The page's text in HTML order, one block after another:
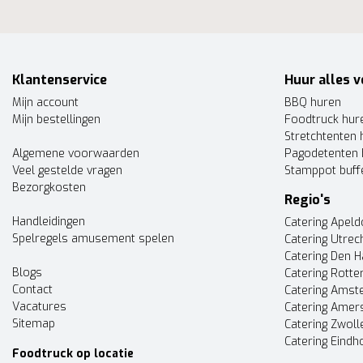
Klantenservice
Mijn account
Mijn bestellingen
Algemene voorwaarden
Veel gestelde vragen
Bezorgkosten
Handleidingen
Spelregels amusement spelen
Blogs
Contact
Vacatures
Sitemap
Foodtruck op locatie
Huur alles
BBQ huren
Foodtruck
Stretchtenten
Pagodetenten
Stamppot
Regio's
Catering
Catering
Catering Den
Catering
Catering
Catering
Catering
Catering